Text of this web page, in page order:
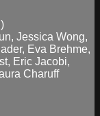
Jessica Wong,
Eva Brehme,
Eric Jacobi,
Charuff